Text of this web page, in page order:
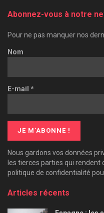
Abonnez-vous à notre
Pour ne pas manquer nos
Nom
E-mail *
Nous gardons vos données
les tierces parties qui rendent
politique de confidentialité
Articles récents